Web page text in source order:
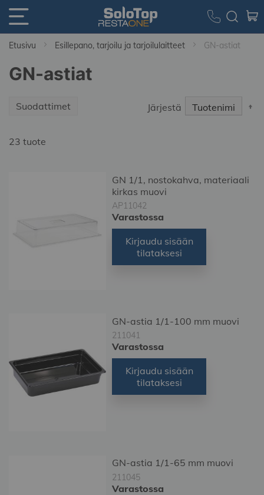
Etusivu Esillepano, tarjoilu ja tarjoilulaitteet GN-astiat
GN-astiat
23 tuote
Järjestä
GN 1/1, nostokahva, materiaali
kirkas muovi
AP11042
Varastossa
Kirjaudu sisään
tilataksesi
GN-astia 1/1-100 mm muovi
211041
Varastossa
Kirjaudu sisään
tilataksesi
GN-astia 1/1-65 mm muovi
211045
Varastossa
Suodattimet